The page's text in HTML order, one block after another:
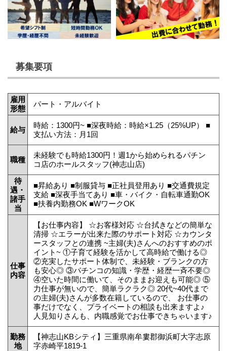
募集要項
雇用
形態
パート・アルバイト
給与
時給：1300円~ ■深夜時給：時給×1.25（25%UP） ■
支払い方法：月1回
職種
未経験でも時給1300円！週1から始められるパチン
コ店のホールスタッフ(神志山店)
待
遇・
諸手
当
■昇給あり ■制服貸与 ■正社員登用あり ■交通費規定
支給 ■深夜手当てあり ■車・バイク・自転車通勤OK
■扶養内勤務OK ■WワークOK
仕事
内容
【お仕事内容】 ☆お客様対応 ☆台拭きなどの簡単な
清掃 ☆エラーが出来た際のサポート対応 ☆カウンタ
ースタッフとの連携 ~主婦(夫)さんへのおすすめのポ
イント~ ①子育て経験を活かして高時給で働ける◎
②充実したサポート体制で、未経験・ブランクの方
も安心◎ ③パチンコの知識・学歴・経歴一斉不要◎
④空いた時間に働いて、そのままお迎えも可能◎ ⑤
力仕事が無いので、簡単ラクラク◎ 20代~40代まで
の主婦(夫)さんが多数在籍しているので、 お仕事の
事だけでなく、プライベートの相談も出来ますよ♪
人見知りさんも、内職感覚でお仕事できちゃいます♪
勤務
地
【神志山KBシティ】三重県南牟婁郡御浜町大字志原
字赤崎平1819-1